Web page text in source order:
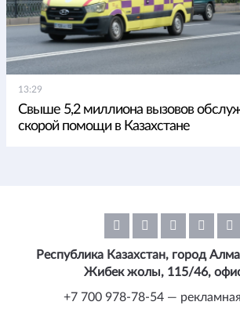
13:29
Свыше 5,2 миллиона вызовов
скорой помощи в Казахстане
Республика Казахстан, город
Жибек жолы, 115/46,
+7 700 978-78-54 —